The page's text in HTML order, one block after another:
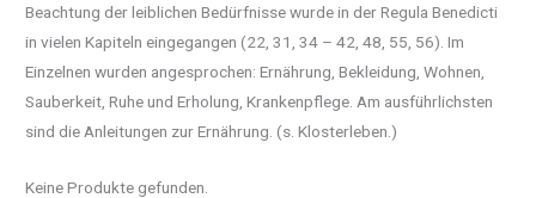
Beachtung der leiblichenBedürfnisse wurde in der Regula Benedicti
in vielen Kapiteln eingegangen (22, 31, 34 – 42, 48, 55, 56). Im
Einzelnen wurden angesprochen: Ernährung, Bekleidung, Wohnen,
Sauberkeit, Ruhe und Erholung, Krankenpflege. Am ausführlichsten
sind die Anleitungen zur Ernährung. (s. Klosterleben.)
Keine Produkte gefunden.